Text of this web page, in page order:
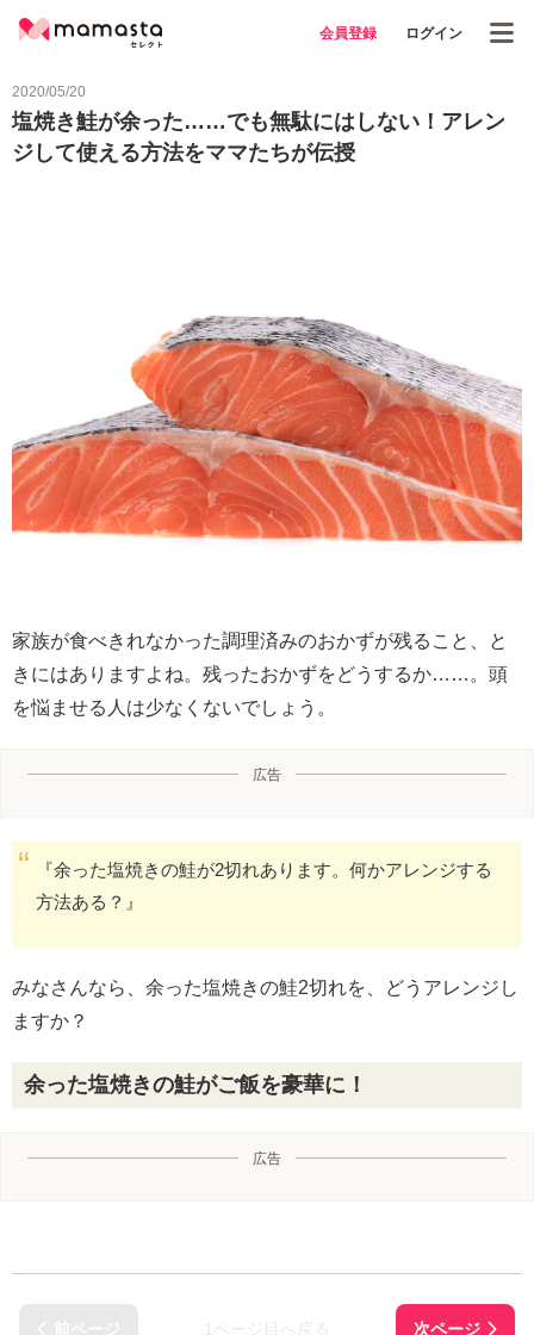
会員登録 ログイン
2020/05/20
塩焼き鮭が余った……でも無駄にはしない！アレン
ジして使える方法をママたちが伝授
家族が食べきれなかった調理済みのおかずが残ること、と
きにはありますよね。残ったおかずをどうするか……。頭
を悩ませる人は少なくないでしょう。
広告
『余った塩焼きの鮭が2切れあります。何かアレンジする
方法ある？』
みなさんなら、余った塩焼きの鮭2切れを、どうアレンジし
ますか？
余った塩焼きの鮭がご飯を豪華に！
広告